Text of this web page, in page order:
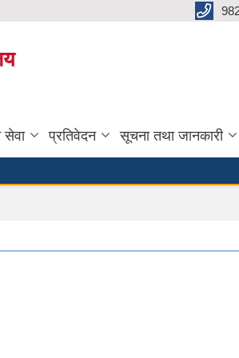
सेवा प्रतिवेदन सूचना तथा जानकारी